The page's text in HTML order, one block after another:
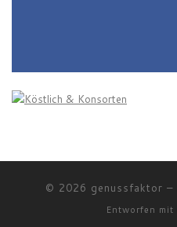
© 2026 genussfaktor –
Entworfen mit